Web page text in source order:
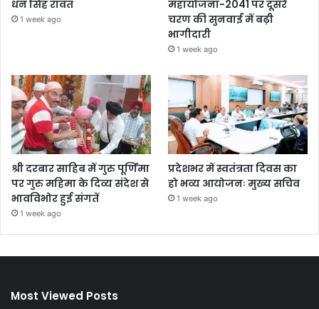
धन सिंह रावत
1 week ago
महायोजना-2041 पर दूसरे
चरण की सुनवाई में बढ़ी
भागीदारी
1 week ago
श्री दरबार साहिब में गुरु पूर्णिमा
पर गुरु महिमा के दिव्य संदेश से
भावविभोर हुई संगतें
1 week ago
प्रदेशभर में स्वतंत्रता दिवस का
हो भव्य आयोजनः मुख्य सचिव
1 week ago
Most Viewed Posts